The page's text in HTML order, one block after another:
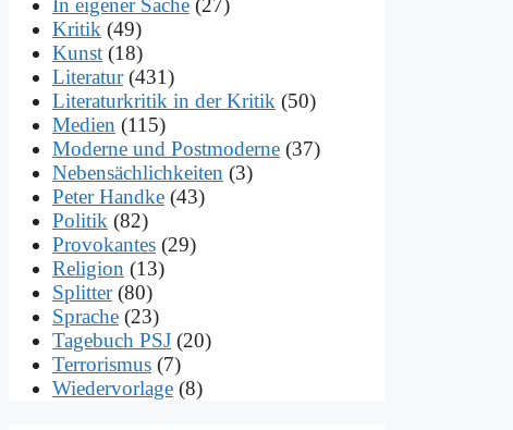
In eigener Sache (27)
Kritik (49)
Kunst (18)
Literatur(431)
Literaturkritik in der Kritik (50)
Medien (115)
Moderne und Postmoderne (37)
Nebensächlichkeiten (3)
Peter Handke (43)
Politik (82)
Provokantes (29)
Religion (13)
Splitter(80)
Sprache (23)
Tagebuch PSJ (20)
Terrorismus (7)
Wiedervorlage (8)